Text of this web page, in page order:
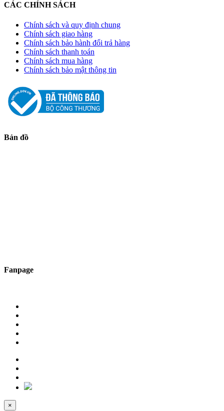
CÁC CHÍNH SÁCH
Chính sách và quy định chung
Chính sách giao hàng
Chính sách bảo hành đổi trả hàng
Chính sách thanh toán
Chính sách mua hàng
Chính sách bảo mật thông tin
Bản đồ
Fanpage
×